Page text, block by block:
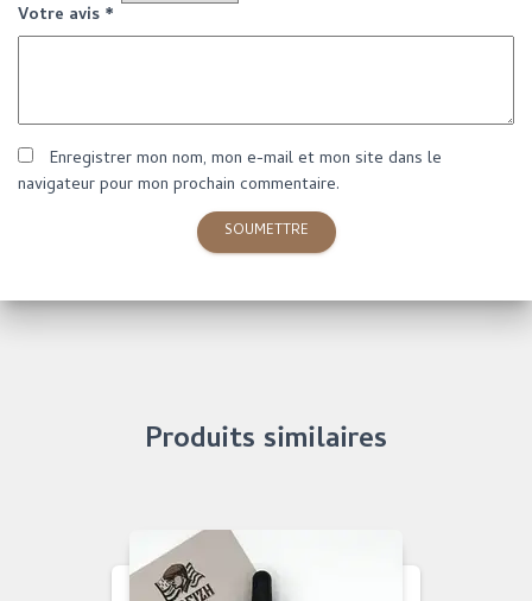
Votre avis *
Enregistrer mon nom, mon e-mail et mon site dans le
navigateur pour mon prochain commentaire.
Produits similaires